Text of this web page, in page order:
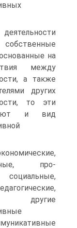
на
между
а также
других
то эти
и вид
про-
и другие